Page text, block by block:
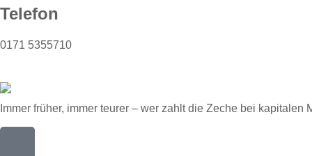
Telefon
0171 5355710
Immer früher, immer teurer – wer zahlt die Zeche bei kapitalen